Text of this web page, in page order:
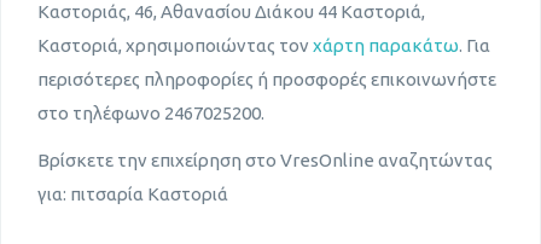
Καστοριάς, 46, Αθανασίου Διάκου 44 Καστοριά,
Καστοριά, χρησιμοποιώντας τον χάρτη παρακάτω. Για
περισότερες πληροφορίες ή προσφορές επικοινωνήστε
στο τηλέφωνο 2467025200.
Βρίσκετε την επιχείρηση στο VresOnline αναζητώντας
για: πιτσαρία Καστοριά